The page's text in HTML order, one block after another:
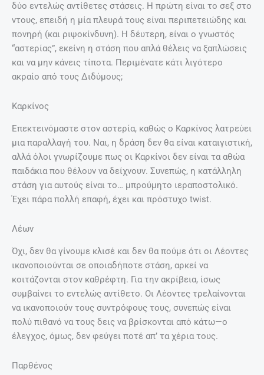
δύο εντελώς αντίθετες στάσεις. Η πρώτη είναι το σεξ στο
ντους, επειδή η μία πλευρά τους είναι περιπετειώδης και
πονηρή (και ριψοκίνδυνη). Η δέυτερη, είναι ο γνωστός
“αστερίας”, εκείνη η στάση που απλά θέλεις να ξαπλώσεις
και να μην κάνεις τίποτα. Περιμένατε κάτι λιγότερο
ακραίο από τους Διδύμους;
Καρκίνος
Επεκτεινόμαστε στον αστερία, καθώς ο Καρκίνος λατρεύει
μια παραλλαγή του. Ναι, η δράση δεν θα είναι καταιγιστική,
αλλά όλοι γνωρίζουμε πως οι Καρκίνοι δεν είναι τα αθώα
παιδάκια που θέλουν να δείχνουν. Συνεπώς, η κατάλληλη
στάση για αυτούς είναι το… μπρούμητο ιεραποστολικό.
Έχει πάρα πολλή επαφή, έχει και πρόστυχο twist.
Λέων
Όχι, δεν θα γίνουμε κλισέ και δεν θα πούμε ότι οι Λέοντες
ικανοποιούνται σε οποιαδήποτε στάση, αρκεί να
κοιτάζονται στον καθρέφτη. Για την ακρίβεια, ίσως
συμβαίνει το εντελώς αντίθετο. Οι Λέοντες τρελαίνονται
να ικανοποιούν τους συντρόφους τους, συνεπώς είναι
πολύ πιθανό να τους δεις να βρίσκονται από κάτω—ο
έλεγχος, όμως, δεν φεύγει ποτέ απ’ τα χέρια τους.
Παρθένος